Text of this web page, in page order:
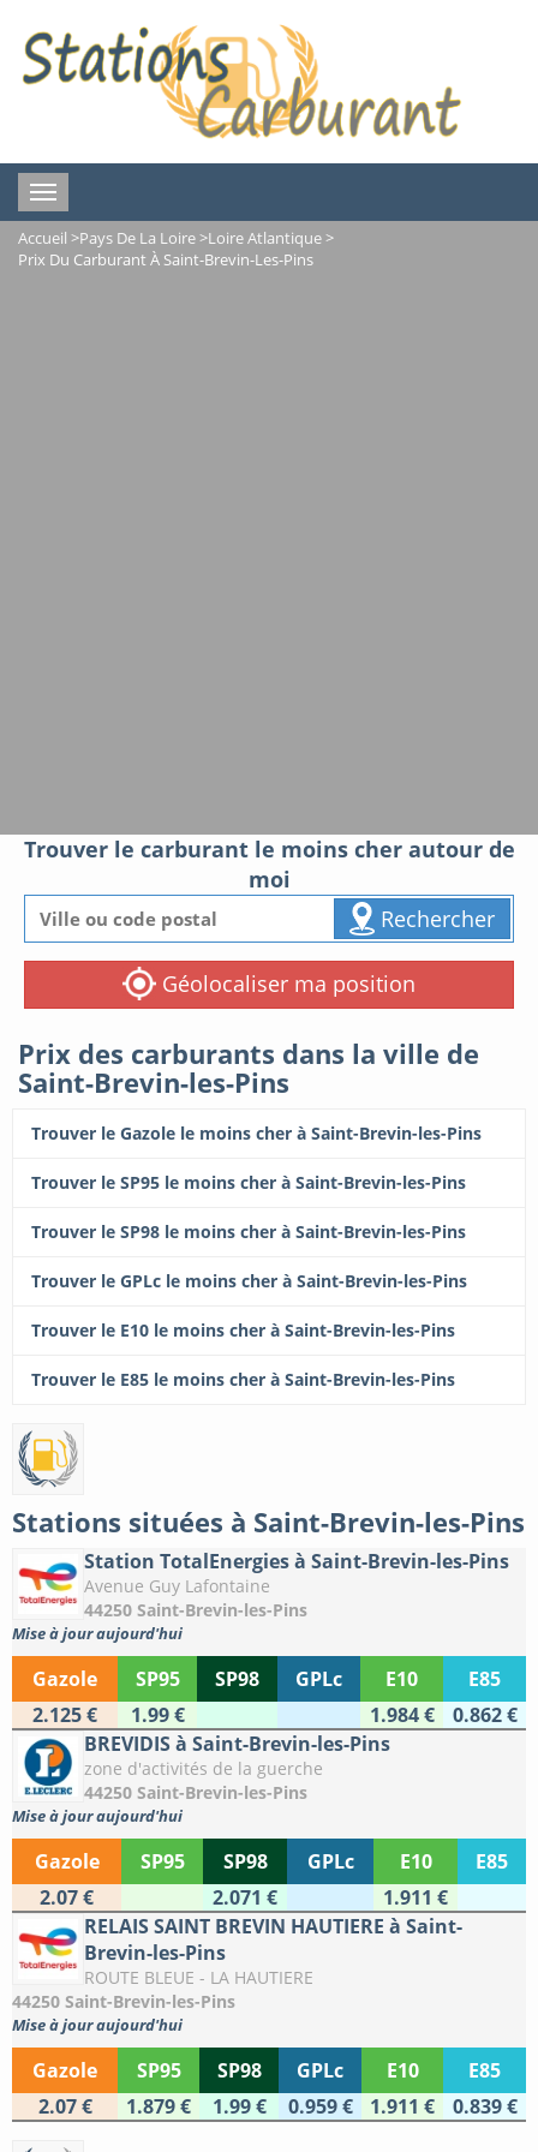
Toggle
navigation
Accueil >Pays De La Loire>Loire Atlantique>
Prix Du Carburant À Saint-Brevin-Les-Pins
Trouver le carburant le moins cher autour de
moi
Rechercher
Géolocaliser ma position
Prix des carburants dans la ville de
Saint-Brevin-les-Pins
Trouver le Gazole le moins cher à Saint-Brevin-les-Pins
Trouver le SP95 le moins cher à Saint-Brevin-les-Pins
Trouver le SP98 le moins cher à Saint-Brevin-les-Pins
Trouver le GPLc le moins cher à Saint-Brevin-les-Pins
Trouver le E10 le moins cher à Saint-Brevin-les-Pins
Trouver le E85 le moins cher à Saint-Brevin-les-Pins
Stations situées à Saint-Brevin-les-Pins
Station TotalEnergies à Saint-Brevin-les-Pins
Avenue Guy Lafontaine
44250 Saint-Brevin-les-Pins
Mise à jour aujourd'hui
Gazole SP95 SP98 GPLc E10
E85
2.125 €
1.99 € 1.984 €
0.862 €
BREVIDIS à Saint-Brevin-les-Pins
zone d'activités de la guerche
44250 Saint-Brevin-les-Pins
Mise à jour aujourd'hui
Gazole SP95 SP98 GPLc E10
E85
2.07 €
2.071 €
1.911 €
RELAIS SAINT BREVIN HAUTIERE à Saint-
Brevin-les-Pins
ROUTE BLEUE - LA HAUTIERE
44250 Saint-Brevin-les-Pins
Mise à jour aujourd'hui
Gazole SP95 SP98 GPLc E10
E85
2.07 €
1.879 € 1.99 € 0.959 € 1.911 € 0.839 €